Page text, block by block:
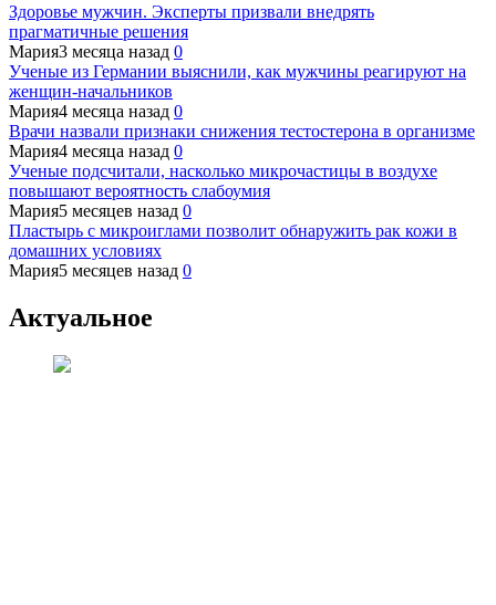
Здоровье мужчин. Эксперты призвали внедрять
прагматичные решения
Мария3 месяца назад 0
Ученые из Германии выяснили, как мужчины реагируют на
женщин-начальников
Мария4 месяца назад 0
Врачи назвали признаки снижения тестостерона в организме
Мария4 месяца назад 0
Ученые подсчитали, насколько микрочастицы в воздухе
повышают вероятность слабоумия
Мария5 месяцев назад 0
Пластырь с микроиглами позволит обнаружить рак кожи в
домашних условиях
Мария5 месяцев назад 0
Актуальное